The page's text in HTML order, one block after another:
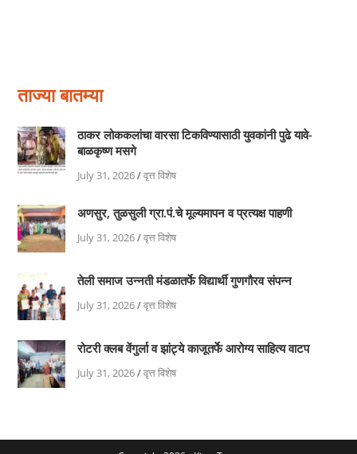
ताज्या बातम्या
ठाकर लोककलांचा वारसा टिकविण्यासाठी युवकांनी पुढे यावे-
बाळकृष्ण मसगे
July 31, 2026/वृत्त विशेष
अणसुर, तुळसुली ग्रा.पं.चे मूल्यमापन व प्रत्यक्ष पाहणी
July 31, 2026/वृत्त विशेष
तेली समाज उन्नती मंडळातर्फे विद्यार्थी गुणगौरव संपन्न
July 31, 2026/वृत्त विशेष
रोटरी क्लब वेंगुर्ला व झांट्ये काजूतर्फे आरोग्य साहित्य वाटप
July 31, 2026/वृत्त विशेष